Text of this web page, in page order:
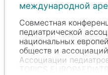
международной
Совместная
педиатрической
национальных
обществ и
Ассоциации
TOPICS